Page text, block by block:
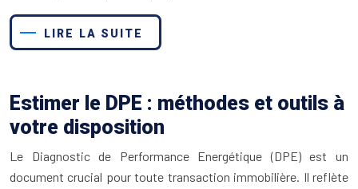
LIRE LA SUITE
Estimer le DPE : méthodes et outils à
votre disposition
Le Diagnostic de Performance Energétique (DPE) est un
document crucial pour toute transaction immobilière. Il reflète